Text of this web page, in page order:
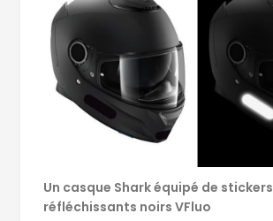
Un casque Shark équipé de stickers
réfléchissants noirs VFluo